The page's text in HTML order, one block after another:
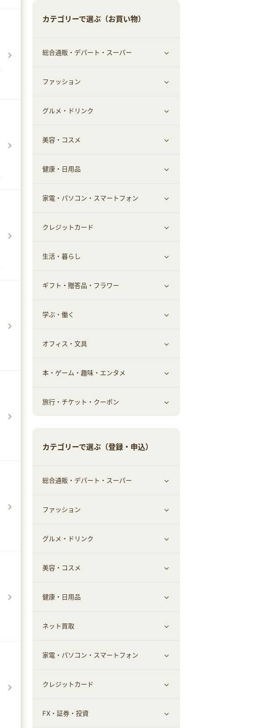
カテゴリーで選ぶ（お買い物）
総合通販・デパート・スーパー
すべて見る
総合通販
デパート・スーパー
ファッション
すべて見る
ファッション
インナー・下着
靴・フットウェア
小物・かばん
スーツ・フォーマル
グルメ・ドリンク
すべて見る
グルメ
ドリンク
お酒
食材宅配
美容・コスメ
すべて見る
スキンケア
メイクアップ
ヘアケア
メンズ美容
美容・ダイエット用品
脱毛用品
美容食品
健康・日用品
すべて見る
健康食品｜青汁・飲料
健康食品｜乳酸菌・ケフィア
健康食品｜その他
スポーツ・フィットネス
日用品・薬局・からだ
家電・パソコン・スマートフォン
すべて見る
家電・パソコン・ソフトウェア
スマホ・携帯電話・SIM
クレジットカード
すべて見る
クレジットカード
生活・暮らし
すべて見る
車情報・カーシェア・レンタル
お役立ち
生活雑貨・家具インテリア
赤ちゃん・こども・マタニティ
ギフト・贈答品・フラワー
すべて見る
ギフト・贈答品
フラワー
学ぶ・働く
すべて見る
習い事・学習・学校
オフィス・文具
すべて見る
オフィス・文具
本・ゲーム・趣味・エンタメ
すべて見る
旅行・チケット・クーポン
カテゴリーで選ぶ（登録・申込）
総合通販・デパート・スーパー
すべて見る
総合通販
ファッション
すべて見る
ファッション
インナー・下着
スーツ・フォーマル
グルメ・ドリンク
すべて見る
グルメ
お酒
食材宅配
ウォーターサーバー
美容・コスメ
すべて見る
ヘアケア
エステ・サロン
メンズ美容
健康・日用品
すべて見る
スポーツ・フィットネス
日用品・薬局・からだ
ネット買取
すべて見る
ネット買取
家電・パソコン・スマートフォン
すべて見る
家電・パソコン・ソフトウェア
クレジットカード
すべて見る
FX・証券・投資